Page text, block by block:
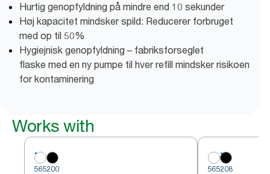
Hurtig genopfyldning på mindre end 10 sekunder
Høj kapacitet mindsker spild: Reducerer forbruget
med op til 50%
Hygiejnisk genopfyldning – fabriksforseglet
flaske med en ny pumpe til hver refill mindsker risikoen
for kontaminering
Works with
565200 565208